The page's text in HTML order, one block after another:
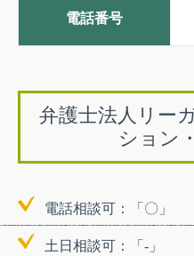
電話番号
弁護士法人リー
ション
電話相談可：「〇」
土日相談可：「-」